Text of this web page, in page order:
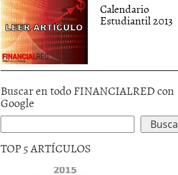
Calendario
Estudiantil 2013
Buscar en todo FINANCIALRED con
Google
TOP 5 ARTÍCULOS